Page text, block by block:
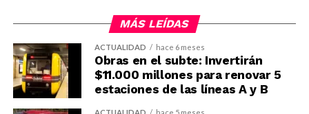
MÁS LEÍDAS
ACTUALIDAD hace 6 meses
Obras en el subte: Invertirán
$11.000 millones para renovar 5
estaciones de las líneas A y B